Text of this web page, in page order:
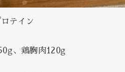
テイン
、鶏胸肉120g